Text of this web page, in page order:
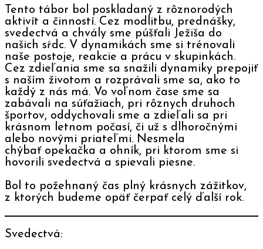
Tento tábor bol poskladaný z rôznorodých
aktivít a činností. Cez modlitbu, prednášky,
svedectvá a chvály sme púšťali Ježiša do
našich sŕdc. V dynamikách sme si trénovali
naše postoje, reakcie a prácu v skupinkách.
Cez zdieľania sme sa snažili dynamiky prepojiť
s naším životom a rozprávali sme sa, ako to
každý z nás má. Vo voľnom čase sme sa
zabávali na súťažiach, pri rôznych druhoch
športov, oddychovali sme a zdieľali sa pri
krásnom letnom počasí, či už s dlhoročnými
alebo novými priateľmi. Nesmela
chýbať opekačka a ohník, pri ktorom sme si
hovorili svedectvá a spievali piesne.
Bol to požehnaný čas plný krásnych zážitkov,
z ktorých budeme opäť čerpať celý ďalší rok.
Svedectvá: